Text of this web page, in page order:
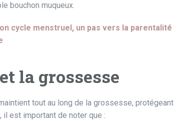
bouchon muqueux.
cycle menstruel, un pas vers la parentalité
la grossesse
tout au long de la grossesse, protégeant
est important de noter que :